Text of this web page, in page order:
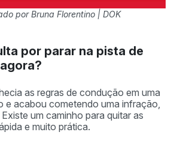
por Bruna Florentino | DOK
por parar na pista de
as regras de condução em uma
e acabou cometendo uma infração,
um caminho para quitar as
e muito prática.